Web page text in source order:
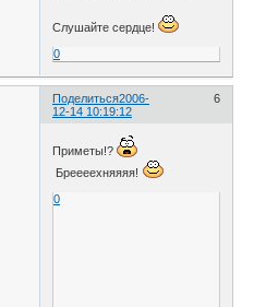
Слушайте сердце!
0
Поделиться 6
2006-
12-14 10:19:12
Приметы!?
Бреееехняяяя!
0